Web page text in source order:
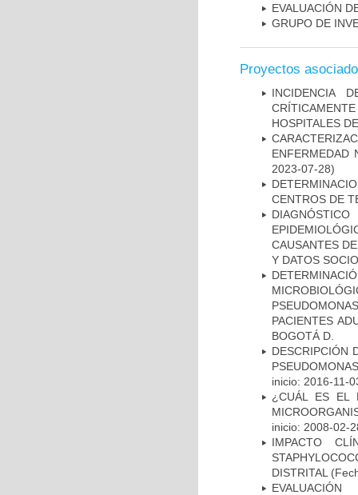
EVALUACIÓN
GRUPO DE
Proyectos
INCIDENCIA
HOSPITALES
ENFERMEDAD
2023-07-28)
CENTROS DE
CAUSANTES
Y DATOS
PACIENTES
BOGOTÁ D.
DESCRIPCIÓN
inicio: 2016-11-
¿CUÁL ES EL
inicio: 2008-02-
IMPACTO
DISTRITAL